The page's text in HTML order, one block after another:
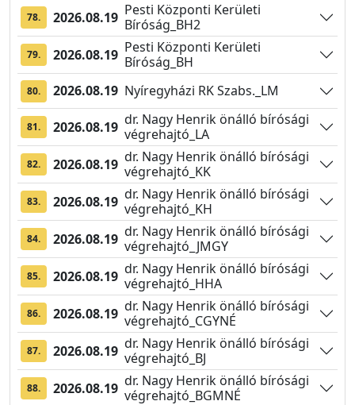
78. 2026.08.19 Pesti Központi Kerületi
Bíróság_BH2
79. 2026.08.19 Pesti Központi Kerületi
Bíróság_BH
80. 2026.08.19 Nyíregyházi RK Szabs._LM
81. 2026.08.19 dr. Nagy Henrik önálló bírósági
végrehajtó_LA
82. 2026.08.19 dr. Nagy Henrik önálló bírósági
végrehajtó_KK
83. 2026.08.19 dr. Nagy Henrik önálló bírósági
végrehajtó_KH
84. 2026.08.19 dr. Nagy Henrik önálló bírósági
végrehajtó_JMGY
85. 2026.08.19 dr. Nagy Henrik önálló bírósági
végrehajtó_HHA
86. 2026.08.19 dr. Nagy Henrik önálló bírósági
végrehajtó_CGYNÉ
87. 2026.08.19 dr. Nagy Henrik önálló bírósági
végrehajtó_BJ
88. 2026.08.19 dr. Nagy Henrik önálló bírósági
végrehajtó_BGMNÉ